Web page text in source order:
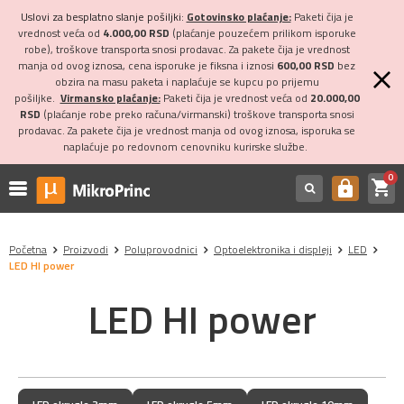
Uslovi za besplatno slanje pošiljki: Gotovinsko plaćanje:Paketi čija je
vrednost veća od 4.000,00 RSD (plaćanje pouzećem prilikom isporuke
robe), troškove transporta snosi prodavac. Za pakete čija je vrednost
manja od ovog iznosa, cena isporuke je fiksna i iznosi 600,00 RSD bez
obzira na masu paketa i naplaćuje se kupcu po prijemu
pošiljke. Virmansko plaćanje:Paketi čija je vrednost veća od 20.000,00
RSD (plaćanje robe preko računa/virmanski) troškove transporta snosi
prodavac. Za pakete čija je vrednost manja od ovog iznosa, isporuka se
naplaćuje po redovnom cenovniku kurirske službe.
https shopping_cart0
Početna Proizvodi Poluprovodnici Optoelektronika i displeji
LED
LED HI power
LED HI power